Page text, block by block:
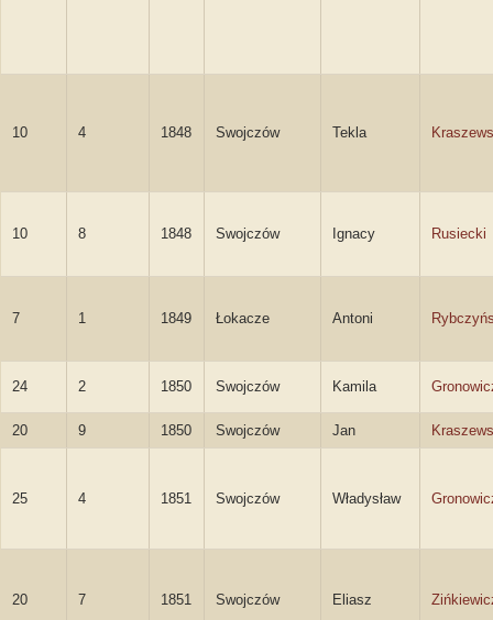
10 4 1848 Swojczów Tekla
10 8 1848 Swojczów Ignacy Rusiecki
7 1 1849 Łokacze Antoni
24 2 1850 Swojczów Kamila
20 9 1850 Swojczów Jan
25 4 1851 Swojczów Władysław
20 7 1851 Swojczów Eliasz